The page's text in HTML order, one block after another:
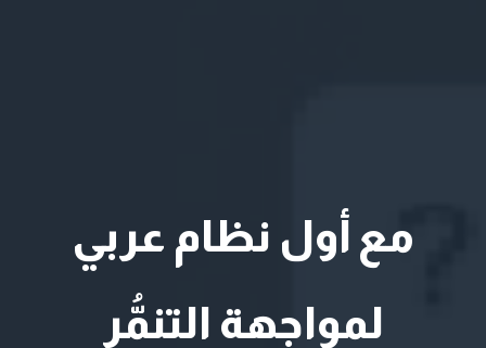
مع أول نظام عربي
لمواجهة التنمُّر